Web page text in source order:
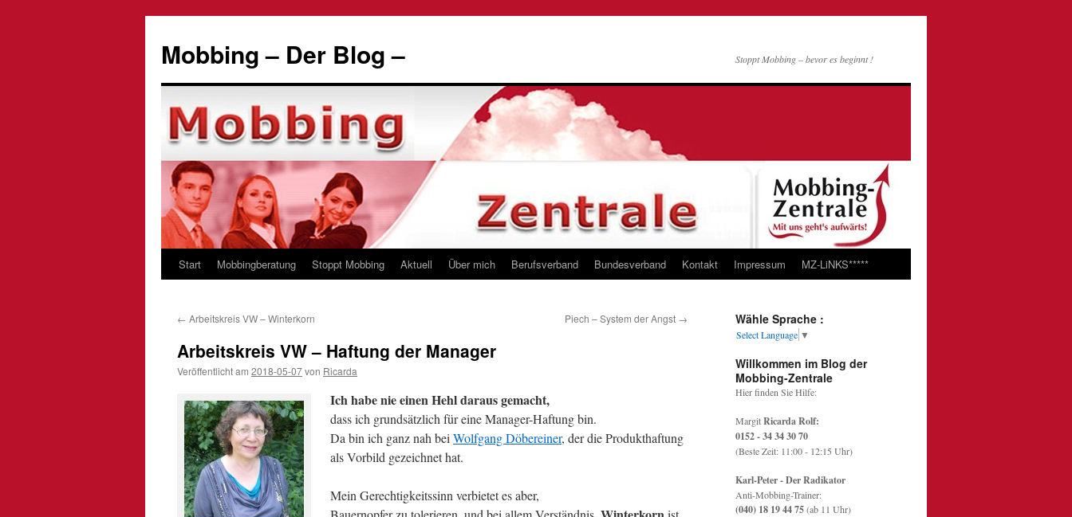
springen
Mobbing – Der Blog – Stoppt Mobbing – bevor es beginnt !
Start Mobbingberatung Stoppt Mobbing Aktuell Über mich Berufsverband Bundesverband Kontakt Impressum MZ-LiNKS*****
← Arbeitskreis VW – Winterkorn Piech – System der Angst →
Arbeitskreis VW – Haftung der Manager
Veröffentlicht am 2018-05-07von Ricarda
Ich habe nie einen Hehl daraus gemacht,
dass ich grundsätzlich für eine Manager-Haftung bin.
Da bin ich ganz nah bei Wolfgang Döbereiner, der die Produkthaftung
als Vorbild gezeichnet hat.
Mein Gerechtigkeitssinn verbietet es aber,
Wähle Sprache :
Select Language ▼
Willkommen im Blog der
Mobbing-Zentrale
Hier finden Sie Hilfe:
MargitRicarda Rolf:
0152 - 34 34 30 70
(Beste Zeit: 11:00 - 12:15 Uhr)
Karl-Peter - Der Radikator
Anti-Mobbing-Trainer:
(040) 18 19 44 75(ab 11 Uhr)